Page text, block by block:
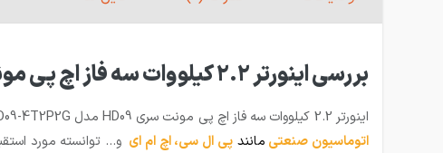
بررسی اینورتر 2.2 کیلووات سه فاز اچ پی مونت سری HD09 مدل HD09-4T2P2G
اینورتر 2.2 کیلووات سه فاز اچ پی مونت سری HD09 مدل HD09-4T2P2G یکی از محصولات
اتوماسیون صنعتی مانند پی ال سی،اچ ام ای